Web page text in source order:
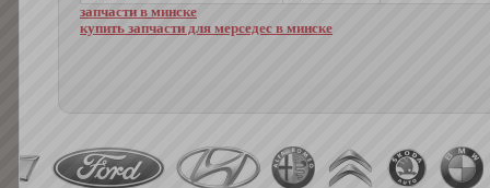
запчасти в минске
купить запчасти для мерседес в минске